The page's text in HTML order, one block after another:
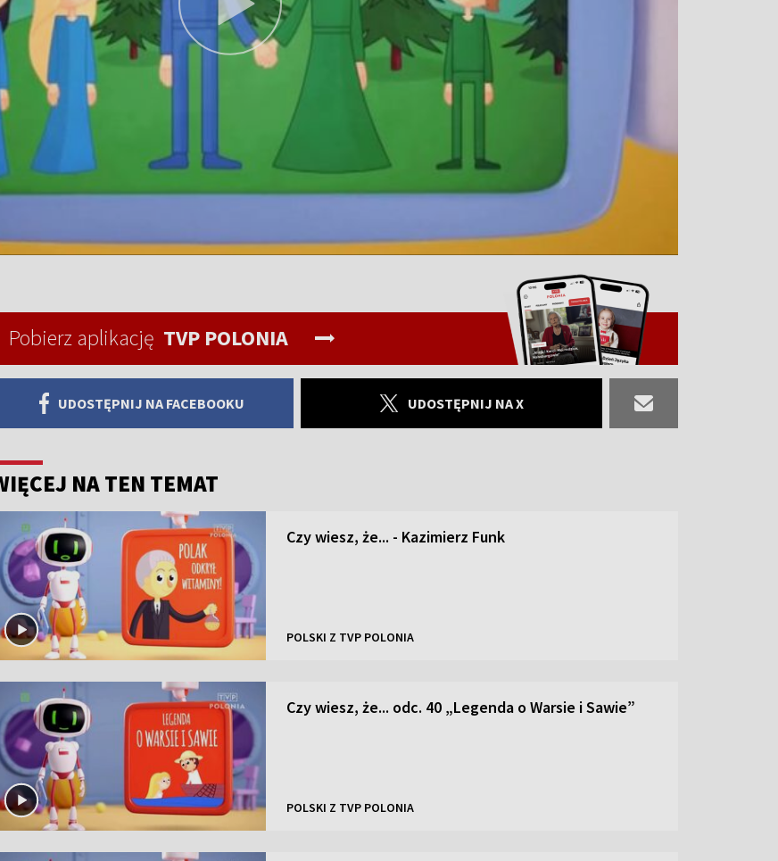
Pobierz aplikację TVP POLONIA
UDOSTĘPNIJ NA FACEBOOKU UDOSTĘPNIJ NA X
NA TEN TEMAT
Czy wiesz, że... - Kazimierz Funk
POLSKI Z TVP POLONIA
Czy wiesz, że... odc. 40 „Legenda o Warsie i Sawie”
POLSKI Z TVP POLONIA